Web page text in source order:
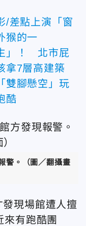
/差點上演「窗
猴的一
」！ 北市屁
拿7層高建築
「雙腳懸空」玩
酷
警。（圖／翻攝畫
現場館遭人擅
來有跑酷團